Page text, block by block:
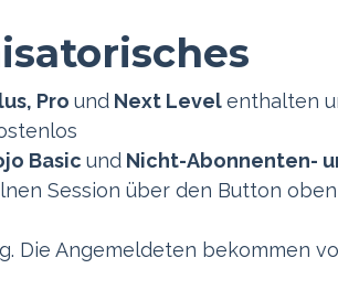
Pro und Next Levelenthalten
Basic und Nicht-Abonnenten-
Session über den Button oben
Die Angemeldeten bekommen